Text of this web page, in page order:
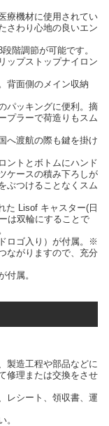
療機材に使用されてい
さわり心地の良いエン
階調節が可能です。
ップストップナイロン
背面側のメイン収納
パッキングに便利。摘
プラーで荷造りもスム
へ渡航の際も鍵を掛け
ントとボトムにハンド
ケースの積み下ろしが
ぶつけることなくスム
た Lisof キャスター(日
は双輪にすることで
ロゴ入り）が付属。※
ながりますので、充分
付属。
製造工程や部品などに
修理または交換をさせ
レシート、領収書、運
。